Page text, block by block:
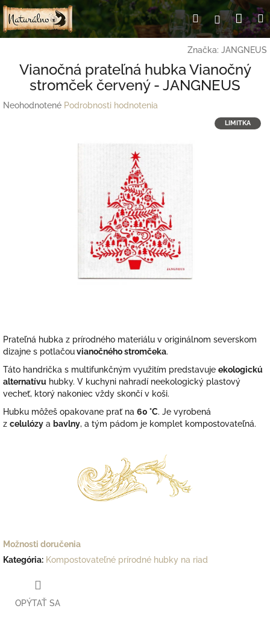
Prejsť
na
obsah
Hľadať
Značka: JANGNEUS
Vianočná prateľná hubka Vianočný
stromček červený - JANGNEUS
Priemerné
Neohodnotené Podrobnosti hodnotenia
LIMITKA
Prateľná hubka z prírodného materiálu v originálnom severskom
dizajne s potlačouvianočného stromčeka.
Táto handrička s multifunkčným využitím predstavuje ekologickú
alternatívu hubky. V kuchyni nahradí neekologický plastový
vecheť, ktorý nakoniec vždy skončí v koši.
Hubku môžeš opakovane prať na 60 °C. Je vyrobená
z celulózy a bavlny, a tým pádom je komplet kompostovateľná.
Možnosti doručenia
Kategória: Kompostovateľné prírodné hubky na riad
OPÝTAŤ SA